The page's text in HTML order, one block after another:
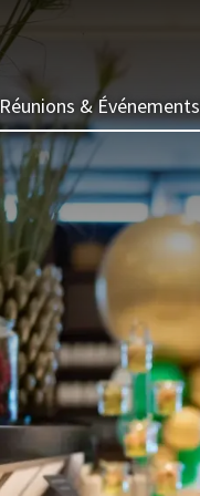
Réunions & Événements